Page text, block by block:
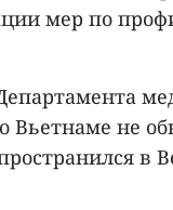
мер по
Вьетнаме не
в